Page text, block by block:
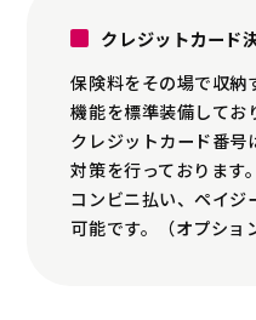
クレジットカード
保険料をその場で収納
機能を標準装備してお
クレジットカード番号
対策を行っております。
コンビニ払い、ペイジ
可能です。（オプショ